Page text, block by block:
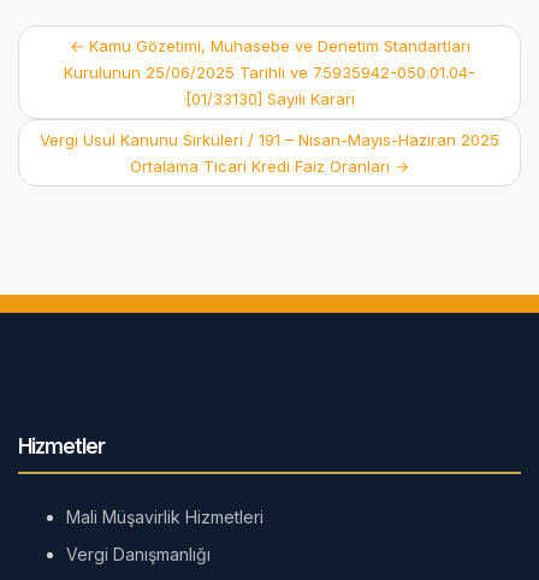
Post
navigation
← Kamu Gözetimi, Muhasebe ve Denetim Standartları
Kurulunun 25/06/2025 Tarihli ve 75935942-050.01.04-
[01/33130] Sayılı Kararı
Vergi Usul Kanunu Sirküleri / 191 – Nisan-Mayıs-Haziran 2025
Ortalama Ticari Kredi Faiz Oranları →
Hizmetler
Mali Müşavirlik Hizmetleri
Vergi Danışmanlığı